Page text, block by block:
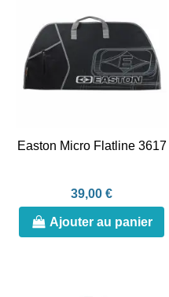
Easton Micro Flatline 3617
39,00 €
Ajouter au panier